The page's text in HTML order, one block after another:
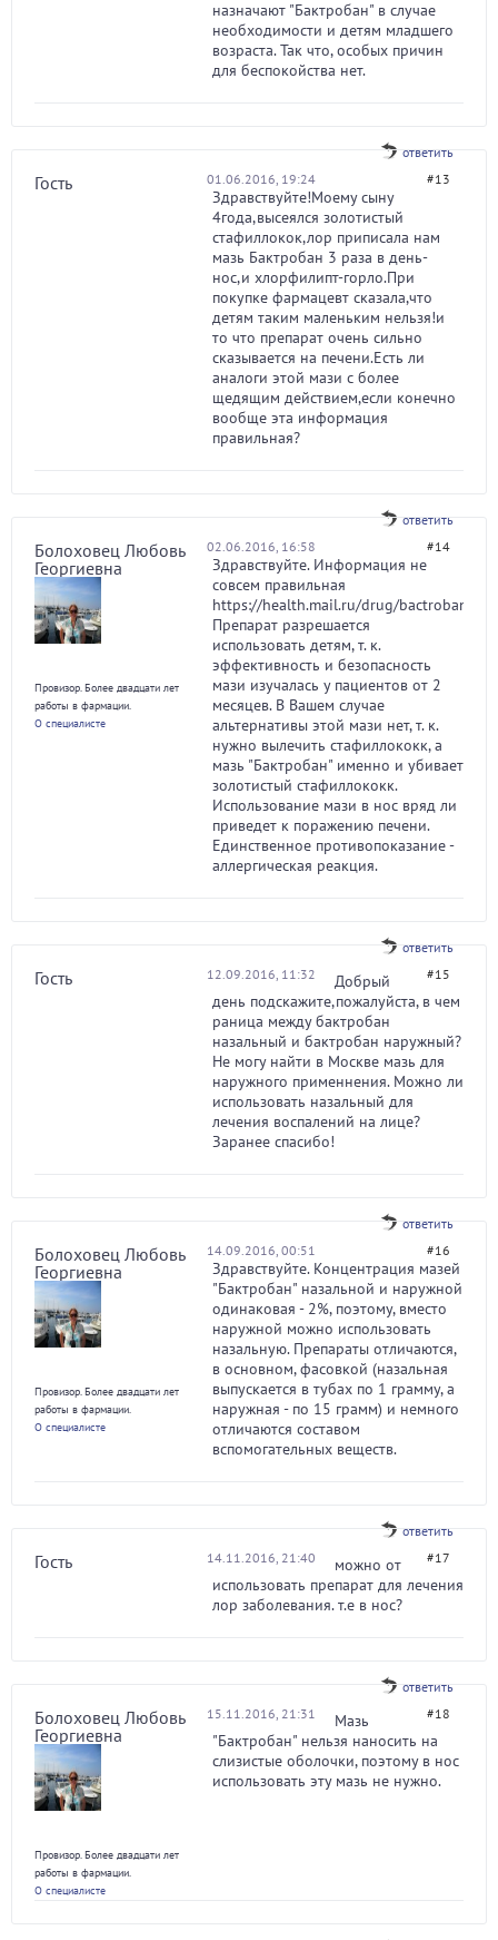
назначают "Бактробан" в случае
необходимости и детям младшего
возраста. Так что, особых причин
для беспокойства нет.
ответить
Гость 01.06.2016, 19:24 #13
Здравствуйте!Моему сыну
4года,высеялся золотистый
стафиллокок,лор приписала нам
мазь Бактробан 3 раза в день-
нос,и хлорфилипт-горло.При
покупке фармацевт сказала,что
детям таким маленьким нельзя!и
то что препарат очень сильно
сказывается на печени.Есть ли
аналоги этой мази с более
щедящим действием,если конечно
вообще эта информация
правильная?
ответить
Болоховец Любовь
Георгиевна
Провизор. Более двадцати лет
работы в фармации.
О специалисте
02.06.2016, 16:58 #14
Здравствуйте. Информация не
совсем правильная
https://health.mail.ru/drug/bactroban/
Препарат разрешается
использовать детям, т. к.
эффективность и безопасность
мази изучалась у пациентов от 2
месяцев. В Вашем случае
альтернативы этой мази нет, т. к.
нужно вылечить стафиллококк, а
мазь "Бактробан" именно и убивает
золотистый стафиллококк.
Использование мази в нос вряд ли
приведет к поражению печени.
Единственное противопоказание -
аллергическая реакция.
ответить
Гость 12.09.2016, 11:32 #15
Добрый
день подскажите,пожалуйста, в чем
раница между бактробан
назальный и бактробан наружный?
Не могу найти в Москве мазь для
наружного применнения. Можно ли
использовать назальный для
лечения воспалений на лице?
Заранее спасибо!
ответить
Болоховец Любовь
Георгиевна
Провизор. Более двадцати лет
работы в фармации.
О специалисте
14.09.2016, 00:51 #16
Здравствуйте. Концентрация мазей
"Бактробан" назальной и наружной
одинаковая - 2%, поэтому, вместо
наружной можно использовать
назальную. Препараты отличаются,
в основном, фасовкой (назальная
выпускается в тубах по 1 грамму, а
наружная - по 15 грамм) и немного
отличаются составом
вспомогательных веществ.
ответить
Гость 14.11.2016, 21:40 #17
можно от
использовать препарат для лечения
лор заболевания. т.е в нос?
ответить
Болоховец Любовь
Георгиевна
Провизор. Более двадцати лет
работы в фармации.
О специалисте
15.11.2016, 21:31 #18
Мазь
"Бактробан" нельзя наносить на
слизистые оболочки, поэтому в нос
использовать эту мазь не нужно.